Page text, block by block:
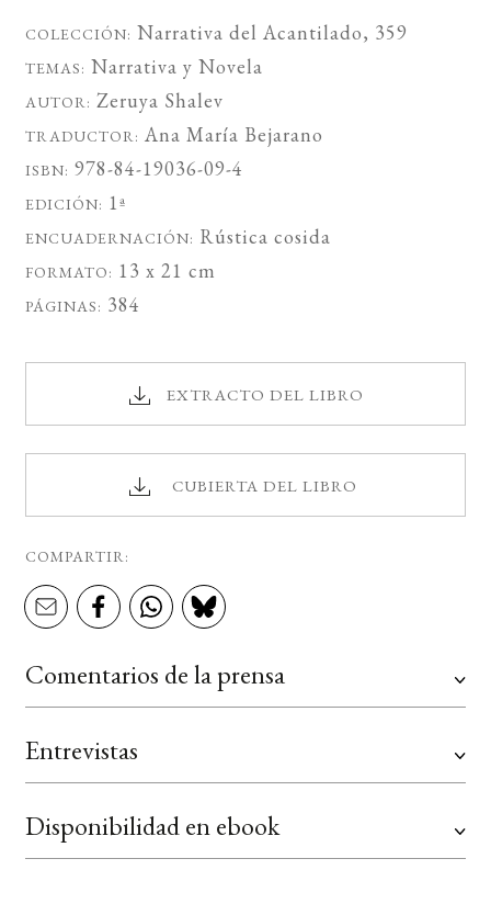
COLECCIÓN: Narrativa del Acantilado, 359
TEMAS: Narrativa y Novela
AUTOR: Zeruya Shalev
TRADUCTOR: Ana María Bejarano
ISBN: 978-84-19036-09-4
EDICIÓN: 1ª
ENCUADERNACIÓN: Rústica cosida
FORMATO: 13 x 21 cm
PÁGINAS: 384
EXTRACTO DEL LIBRO
CUBIERTA DEL LIBRO
COMPARTIR:
Comentarios de la prensa
Entrevistas
Disponibilidad en ebook